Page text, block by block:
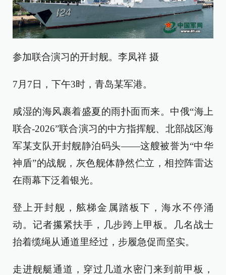
参加联合演习的开封舰。李凤祥 摄
7月7日，下午3时，青岛某军港。
咸湿的海风裹着盛夏的雨扑面而来。中俄“海上
联合-2026”联合演习的中方指挥舰、北部战区海
军某支队开封舰静泊码头——这艘被誉为“中华
神盾”的战舰，灰色舰体静然伫立，相控阵雷达
在雨幕下泛着银光。
登上开封舰，舷梯金属踏板下，海水不停涌
动。记者攥紧扶手，几步跨上甲板。几名战士
抬着缆绳从通道里经过，步履急促而坚实。
走进舰艇通道，穿过几道水密门来到前甲板，